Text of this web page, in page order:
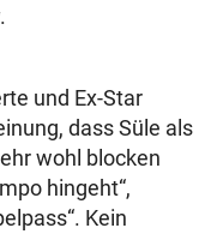
und Ex-Star
dass Süle als
wohl blocken
hingeht“,
Kein